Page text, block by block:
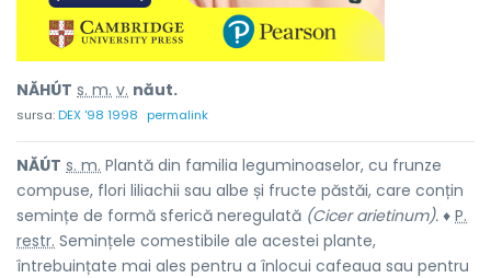
NĂHÚT s. m. v. năut.
sursa:DEX '98 1998 permalink
NĂÚT s. m. Plantă din familia leguminoaselor, cu frunze
compuse, flori liliachii sau albe și fructe păstăi, care conțin
semințe de formă sferică neregulată (Cicer arietinum). ♦ P.
restr. Semințele comestibile ale acestei plante,
întrebuințate mai ales pentru a înlocui cafeaua sau pentru